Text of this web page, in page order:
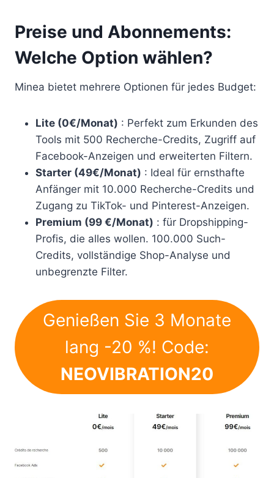
Preise und Abonnements:
Welche Option wählen?
Minea bietet mehrere Optionen für jedes Budget:
Lite (0€/Monat) : Perfekt zum Erkunden des
Tools mit 500 Recherche-Credits, Zugriff auf
Facebook-Anzeigen und erweiterten Filtern.
Starter (49€/Monat) : Ideal für ernsthafte
Anfänger mit 10.000 Recherche-Credits und
Zugang zu TikTok- und Pinterest-Anzeigen.
Premium (99 €/Monat) : für Dropshipping-
Profis, die alles wollen. 100.000 Such-
Credits, vollständige Shop-Analyse und
unbegrenzte Filter.
Genießen Sie 3 Monate
lang -20 %! Code:
NEOVIBRATION20